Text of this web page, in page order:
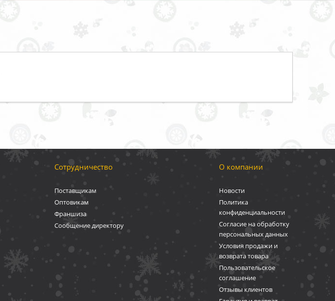
Сотрудничество
Поставщикам
Оптовикам
Франшиза
Сообщение директору
О компании
Новости
Политика
конфиденциальности
Согласие на обработку
персональных данных
Условия продажи и
возврата товара
Пользовательское
соглашение
Отзывы клиентов